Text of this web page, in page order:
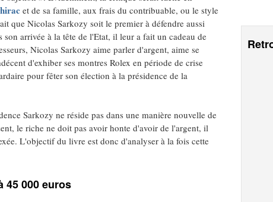
et de sa famille, aux frais du contribuable, ou le style
que Nicolas Sarkozy soit le premier à défendre aussi
arrivée à la tête de l'Etat, il leur a fait un cadeau de
Nicolas Sarkozy aime parler d'argent, aime se
d'exhiber ses montres Rolex en période de crise
pour fêter son élection à la présidence de la
Sarkozy ne réside pas dans une manière nouvelle de
le riche ne doit pas avoir honte d'avoir de l'argent, il
L'objectif du livre est donc d'analyser à la fois cette
45 000 euros